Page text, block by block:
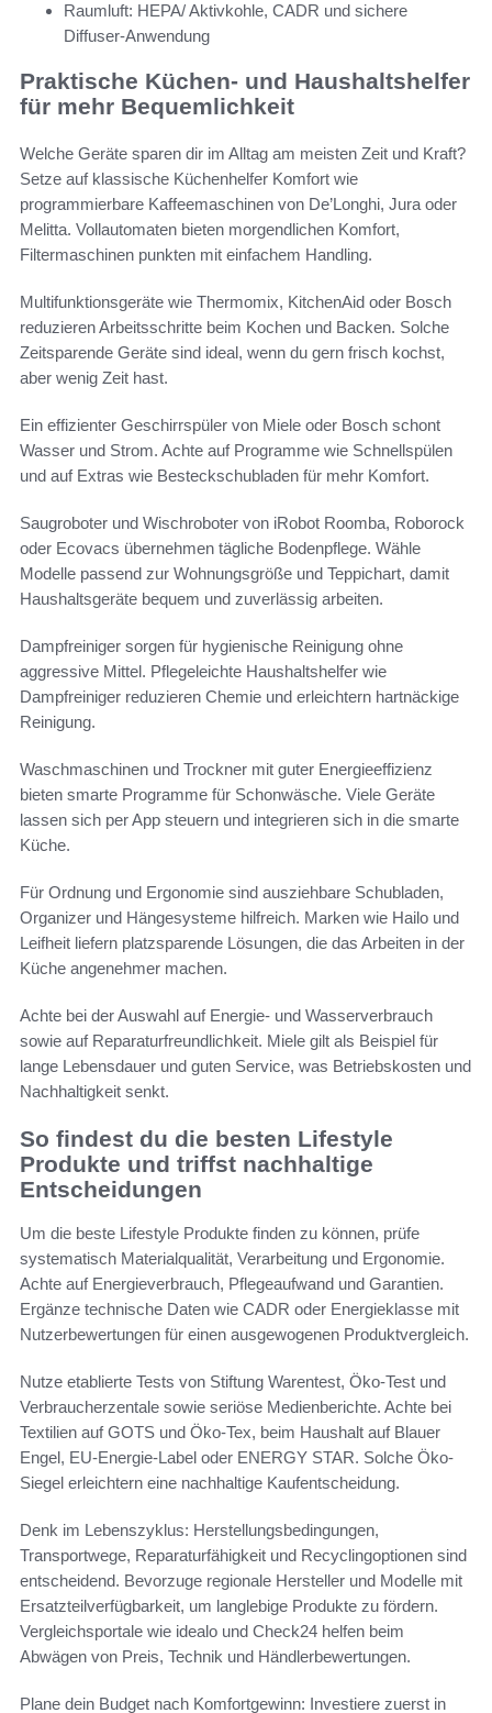
Raumluft: HEPA/ Aktivkohle, CADR und sichere
Diffuser-Anwendung
Praktische Küchen- und Haushaltshelfer
für mehr Bequemlichkeit
Welche Geräte sparen dir im Alltag am meisten Zeit und Kraft?
Setze auf klassische Küchenhelfer Komfort wie
programmierbare Kaffeemaschinen von De’Longhi, Jura oder
Melitta. Vollautomaten bieten morgendlichen Komfort,
Filtermaschinen punkten mit einfachem Handling.
Multifunktionsgeräte wie Thermomix, KitchenAid oder Bosch
reduzieren Arbeitsschritte beim Kochen und Backen. Solche
Zeitsparende Geräte sind ideal, wenn du gern frisch kochst,
aber wenig Zeit hast.
Ein effizienter Geschirrspüler von Miele oder Bosch schont
Wasser und Strom. Achte auf Programme wie Schnellspülen
und auf Extras wie Besteckschubladen für mehr Komfort.
Saugroboter und Wischroboter von iRobot Roomba, Roborock
oder Ecovacs übernehmen tägliche Bodenpflege. Wähle
Modelle passend zur Wohnungsgröße und Teppichart, damit
Haushaltsgeräte bequem und zuverlässig arbeiten.
Dampfreiniger sorgen für hygienische Reinigung ohne
aggressive Mittel. Pflegeleichte Haushaltshelfer wie
Dampfreiniger reduzieren Chemie und erleichtern hartnäckige
Reinigung.
Waschmaschinen und Trockner mit guter Energieeffizienz
bieten smarte Programme für Schonwäsche. Viele Geräte
lassen sich per App steuern und integrieren sich in die smarte
Küche.
Für Ordnung und Ergonomie sind ausziehbare Schubladen,
Organizer und Hängesysteme hilfreich. Marken wie Hailo und
Leifheit liefern platzsparende Lösungen, die das Arbeiten in der
Küche angenehmer machen.
Achte bei der Auswahl auf Energie- und Wasserverbrauch
sowie auf Reparaturfreundlichkeit. Miele gilt als Beispiel für
lange Lebensdauer und guten Service, was Betriebskosten und
Nachhaltigkeit senkt.
So findest du die besten Lifestyle
Produkte und triffst nachhaltige
Entscheidungen
Um die beste Lifestyle Produkte finden zu können, prüfe
systematisch Materialqualität, Verarbeitung und Ergonomie.
Achte auf Energieverbrauch, Pflegeaufwand und Garantien.
Ergänze technische Daten wie CADR oder Energieklasse mit
Nutzerbewertungen für einen ausgewogenen Produktvergleich.
Nutze etablierte Tests von Stiftung Warentest, Öko-Test und
Verbraucherzentale sowie seriöse Medienberichte. Achte bei
Textilien auf GOTS und Öko‑Tex, beim Haushalt auf Blauer
Engel, EU‑Energie‑Label oder ENERGY STAR. Solche Öko-
Siegel erleichtern eine nachhaltige Kaufentscheidung.
Denk im Lebenszyklus: Herstellungsbedingungen,
Transportwege, Reparaturfähigkeit und Recyclingoptionen sind
entscheidend. Bevorzuge regionale Hersteller und Modelle mit
Ersatzteilverfügbarkeit, um langlebige Produkte zu fördern.
Vergleichsportale wie idealo und Check24 helfen beim
Abwägen von Preis, Technik und Händlerbewertungen.
Plane dein Budget nach Komfortgewinn: Investiere zuerst in